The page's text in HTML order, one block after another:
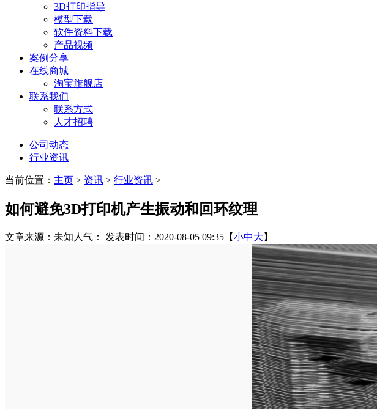
3D打印指导
模型下载
软件资料下载
产品视频
案例分享
在线商城
淘宝旗舰店
联系我们
联系方式
人才招聘
公司动态
行业资讯
当前位置： 主页 > 资讯 > 行业资讯 >
如何避免3D打印机产生振动和回环纹理
文章来源：未知 人气： 发表时间：2020-08-05 09:35 【小中大 】